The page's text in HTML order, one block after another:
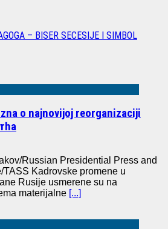
– BISER SECESIJE I SIMBOL
o najnovijoj reorganizaciji
Russian Presidential Press and
TASS Kadrovske promene u
Rusije usmerene su na
materijalne [...]